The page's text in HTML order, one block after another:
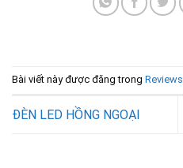
Bài viết này được đăng trong Reviews
ĐÈN LED HỒNG NGOẠI